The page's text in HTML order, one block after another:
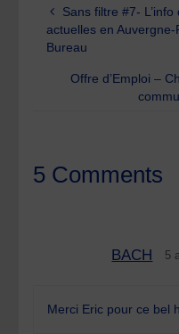
Sans filtre #7-
actuelles en
Bureau
Offre d’Emploi –
5 Comments
BACH 5
Merci Eric pour ce bel